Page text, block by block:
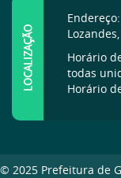
LOCALIZAÇÃO
Horário
todas
Horário
© 2025 Prefeitura de